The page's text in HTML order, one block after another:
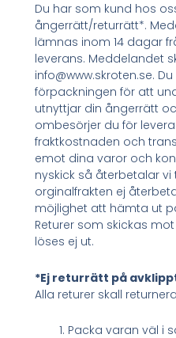
Du har som kund hos
ångerrätt/returrätt*.
lämnas inom 14 dagar
leverans. Meddelandet
info@www.skroten.se.
förpackningen för att
utnyttjar din ångerrätt
ombesörjer du för
fraktkostnaden och
emot dina varor och
nyskick så återbetalar
orginalfrakten ej
möjlighet att hämta ut
Returer som skickas
löses ej ut.
*Ej returrätt på
Alla returer skall
Packa varan väl i